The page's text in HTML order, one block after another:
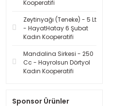
Kooperatifi
Zeytinyağı (Teneke) - 5 Lt
- HayatHatay 6 Şubat
Kadın Kooperatifi
Mandalina Sirkesi - 250
Cc - Hayrolsun Dörtyol
Kadın Kooperatifi
Sponsor Ürünler